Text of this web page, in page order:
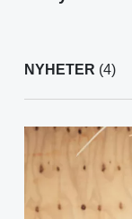
NYHETER (4)